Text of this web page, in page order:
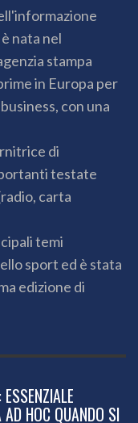
nata nel
stampa
in Europa per
con una
di
testate
carta
temi
sport ed è stata
edizione di
AD HOC QUANDO SI